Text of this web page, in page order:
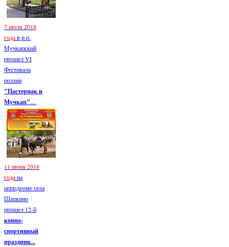
7 июля 2018
годав р.п.
Мучкапский
прошел VI
Фестиваль
поэзии
"Пастернак и
Мучкап"....
11 июня 2018
годана
ипподроме села
Шапкино
прошел 12-й
конно-
спортивный
праздник...